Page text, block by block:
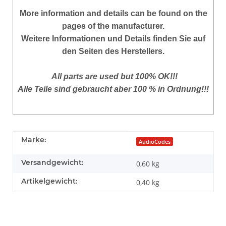
Moreinformation and details can be found on the
pages of the manufacturer.
Weitere Informationen und Details finden Sie auf
den Seiten des Herstellers.
All parts are used but 100% OK!!!
Alle Teile sind gebraucht aber 100 % in Ordnung!!!
Produkteigenschaft
Wert
Marke: AudioCodes
Versandgewicht: 0,60 kg
Artikelgewicht: 0,40 kg